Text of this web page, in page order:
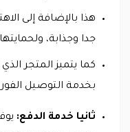
هذا بالإضافة إلى
جدا وجذابة،
كما يتميز المتجر
بخدمة التوصيل
ثانيا خدمة الدفع: